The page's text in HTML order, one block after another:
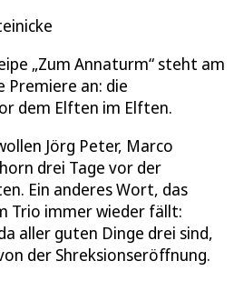
„Zum Annaturm“ steht am
Premiere an: die
dem Elften im Elften.
Jörg Peter, Marco
drei Tage vor der
Ein anderes Wort, das
Trio immer wieder fällt:
aller guten Dinge drei sind,
der Shreksionseröffnung.